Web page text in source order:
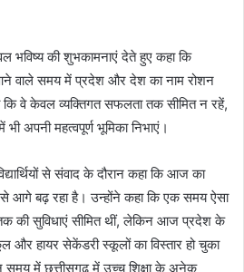
भविष्य की शुभकामनाएं देते हुए कहा कि
आने वाले समय में प्रदेश और देश का नाम रोशन
कि वे केवल व्यक्तिगत सफलता तक सीमित न रहें,
अपनी महत्वपूर्ण भूमिका निभाएं।
से संवाद के दौरान कहा कि आज का
से आगे बढ़ रहा है। उन्होंने कहा कि एक समय ऐसा
तक की सुविधाएं सीमित थीं, लेकिन आज प्रदेश के
और हायर सेकेंडरी स्कूलों का विस्तार हो चुका
समय में छत्तीसगढ़ में उच्च शिक्षा के अनेक